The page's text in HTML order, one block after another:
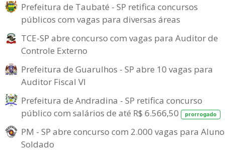
Prefeitura de Taubaté - SP retifica concursos
públicos com vagas para diversas áreas
TCE-SP abre concurso com vagas para Auditor de
Controle Externo
Prefeitura de Guarulhos - SP abre 10 vagas para
Auditor Fiscal VI
Prefeitura de Andradina - SP retifica concurso
público com salários de até R$ 6.566,50
prorrogado
PM - SP abre concurso com 2.000 vagas para
Soldado